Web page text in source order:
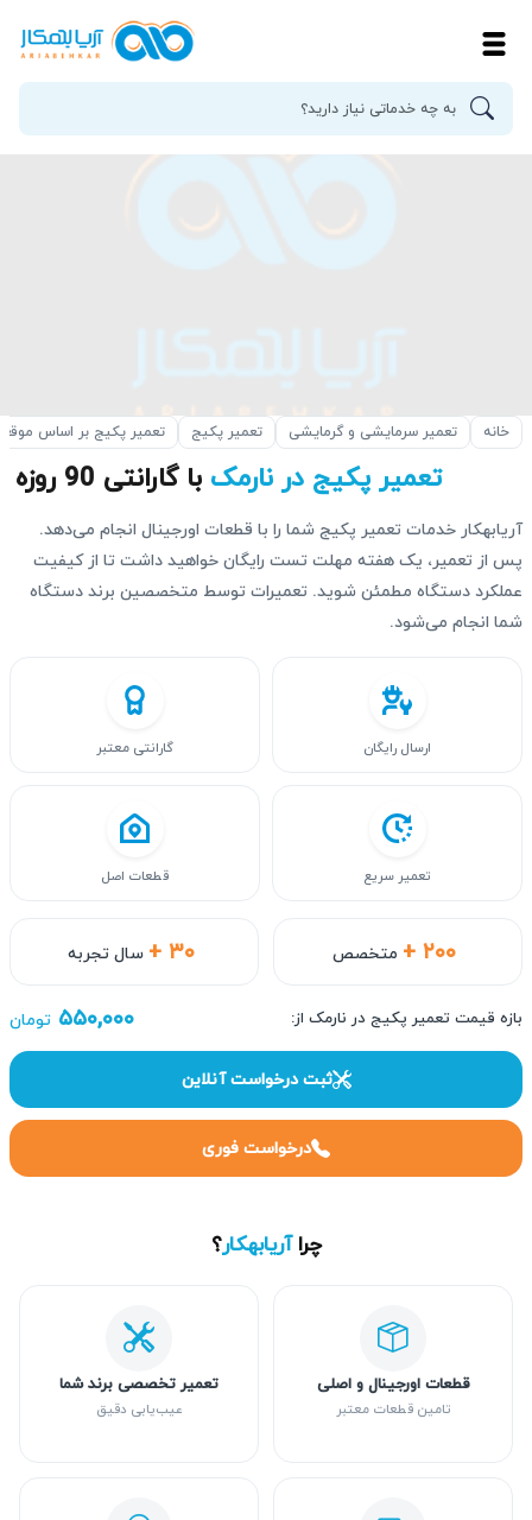
خانه تعمیر سرمایشی و گرمایشی تعمیر پکیج تعمیر پکیج بر اساس
تعمیر پکیج در نارمک با گارانتی 90 روزه
آریابهکار خدمات تعمیر پکیج شما را با قطعات اورجینال انجام می‌دهد.
پس از تعمیر، یک هفته مهلت تست رایگان خواهید داشت تا از کیفیت
عملکرد دستگاه مطمئن شوید. تعمیرات توسط متخصصین برند دستگاه
شما انجام می‌شود.
+ ۲۰۰ متخصص + ۳۰ سال تجربه
ارسال رایگان گارانتی معتبر
تعمیر سریع قطعات اصل
بازه قیمت تعمیر پکیج در نارمک از: ۵۵۰,۰۰۰ تومان
ثبت درخواست آنلاین
درخواست فوری
چراآریابهکار؟
قطعات اورجینال و اصلی
تامین قطعات معتبر
تعمیر تخصصی برند شما
عیب‌یابی دقیق